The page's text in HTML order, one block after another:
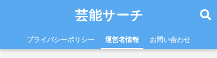
芸能サーチ
プライバシーポリシー 運営者情報 お問い合わせ